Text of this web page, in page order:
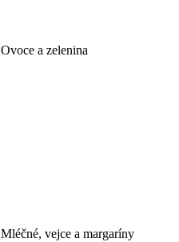
Ovoce a zelenina
Mléčné, vejce a margaríny